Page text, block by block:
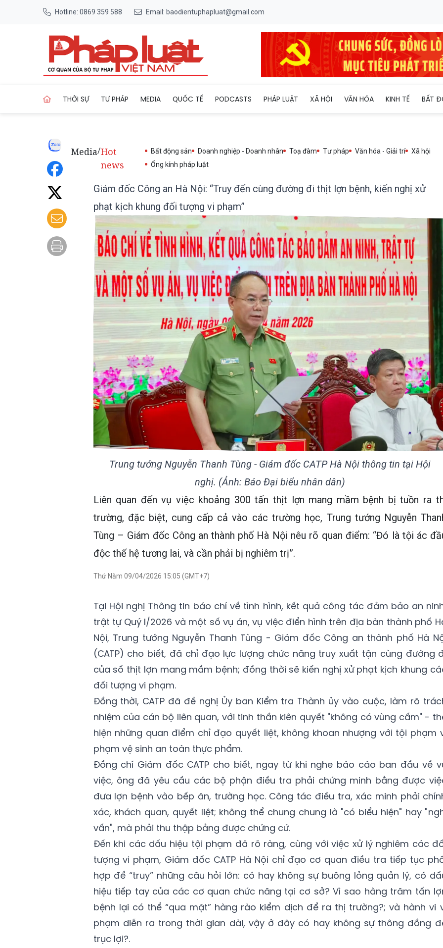
Hotline: 0869 359 588 Email: baodientuphapluat@gmail.com
THỜI SỰ TƯ PHÁP MEDIA QUỐC TẾ PODCASTS PHÁP LUẬT XÃ HỘI VĂN HÓA KINH TẾ BẤT
Media/Hot
news
Bất động sản Doanh nghiệp - Doanh nhân Toạ đàm Tư pháp Văn hóa - Giải trí
Xã hội
Ống kính pháp luật
Giám đốc Công an Hà Nội: “Truy đến cùng đường đi thịt lợn bệnh, kiến nghị xử
phạt kịch khung đối tượng vi phạm”
Trung tướng Nguyễn Thanh Tùng - Giám đốc CATP Hà Nội thông tin tại Hội
nghị. (Ảnh: Báo Đại biểu nhân dân)
Liên quan đến vụ việc khoảng 300 tấn thịt lợn mang mầm bệnh bị tuồn ra
trường, đặc biệt, cung cấp cả vào các trường học, Trung tướng Nguyễn
Tùng – Giám đốc Công an thành phố Hà Nội nêu rõ quan điểm: “Đó là tội ác
độc thế hệ tương lai, và cần phải bị nghiêm trị”.
Thứ Năm 09/04/2026 15:05 (GMT+7)
Tại Hội nghị Thông tin báo chí về tình hình, kết quả công tác đảm bảo an
trật tự Quý I/2026 và một số vụ án, vụ việc điển hình trên địa bàn thành phố
Nội, Trung tướng Nguyễn Thanh Tùng - Giám đốc Công an thành phố Hà
(CATP) cho biết, đã chỉ đạo lực lượng chức năng truy xuất tận cùng đường
của số thịt lợn mang mầm bệnh; đồng thời sẽ kiến nghị xử phạt kịch khung
đối tượng vi phạm.
Đồng thời, CATP đã đề nghị Ủy ban Kiểm tra Thành ủy vào cuộc, làm rõ
nhiệm của cán bộ liên quan, với tinh thần kiên quyết "không có vùng cấm" -
hiện những quan điểm chỉ đạo quyết liệt, không khoan nhượng với tội phạm
phạm vệ sinh an toàn thực phẩm.
Đồng chí Giám đốc CATP cho biết, ngay từ khi nghe báo cáo ban đầu về
việc, ông đã yêu cầu các bộ phận điều tra phải chứng minh bằng được
đưa lợn bệnh vào bếp ăn, trường học. Công tác điều tra, xác minh phải
xác, khách quan, quyết liệt; không thể chung chung là "có biểu hiện" hay "
vấn", mà phải thu thập bằng được chứng cứ.
Đến khi các dấu hiệu tội phạm đã rõ ràng, cùng với việc xử lý nghiêm các
tượng vi phạm, Giám đốc CATP Hà Nội chỉ đạo cơ quan điều tra tiếp tục
hợp để “truy” những câu hỏi lớn: có hay không sự buông lỏng quản lý, có
hiệu tiếp tay của các cơ quan chức năng tại cơ sở? Vì sao hàng trăm tấn
bệnh lại có thể “qua mặt” hàng rào kiểm dịch để ra thị trường?; và hành vi
phạm diễn ra trong thời gian dài, vậy ở đây có hay không sự thông đồng
trục lợi?.